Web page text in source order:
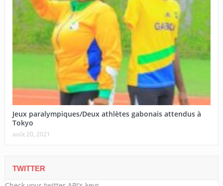
Jeux paralympiques/Deux athlètes gabonais attendus à
Tokyo
août 20, 2021
TWITTER